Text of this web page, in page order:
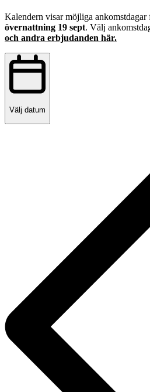
Kalendern visar möjliga ankomstdagar
övernattning 19 sept. Välj
och andra erbjudanden här.
Välj datum